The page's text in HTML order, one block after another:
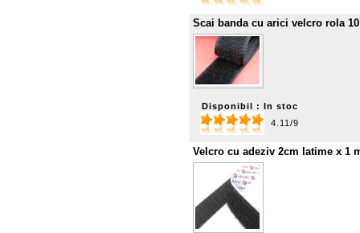
Scai banda cu arici velcro rola
Disponibil : In stoc
4.11/9
Velcro cu adeziv 2cm latime x 1